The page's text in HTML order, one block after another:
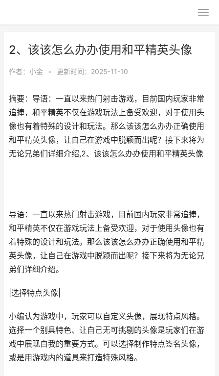
2、该该怎么办办使用和平精英头像
作者： 小金 • 更新时间：2025-11-10
摘要：导语：一直以来热门射击游戏，目前国内玩家非常
追捧，和平精英不仅在游戏玩法上备受欢迎，对于使用头
像也有着特殊的设计和玩法。那么该该怎么办办正确使用
和平精英头像，让自己在游戏中脱颖而出呢？接下来将为
无论兄弟们详细介绍,2、该该怎么办办使用和平精英头像
导语：一直以来热门射击游戏，目前国内玩家非常追捧，
和平精英不仅在游戏玩法上备受欢迎，对于使用头像也有
着特殊的设计和玩法。那么该该怎么办办正确使用和平精
英头像，让自己在游戏中脱颖而出呢？接下来将为无论兄
弟们详细介绍。
|选择特点头像|
小编认为游戏中，玩家可以自定义头像，展现特点风格。
选择一个别具特色、让自己无可挑剔的头像是玩家们在游
戏中展现自我的重要方式。可以选择制作特点签名头像，
或是用游戏内的道具来打造特殊风格。